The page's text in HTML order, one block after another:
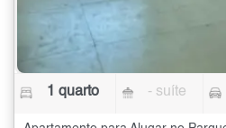
1 quarto - suíte